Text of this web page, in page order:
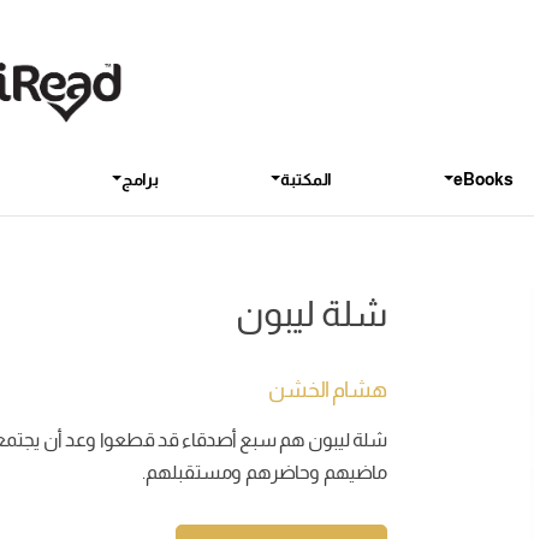
eBooks المكتبة برامج
شلة ليبون
هشام الخشن
ماضيهم وحاضرهم ومستقبلهم.